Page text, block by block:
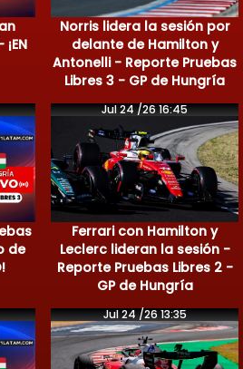
Norris lidera la sesión por
delante de Hamilton y
Antonelli - Reporte Pruebas
Libres 3 - GP de Hungría
de
Jul 24 /26 16:45
Ferrari con Hamilton y
Leclerc lideran la sesión -
Reporte Pruebas Libres 2 -
GP de Hungría
Jul 24 /26 13:35